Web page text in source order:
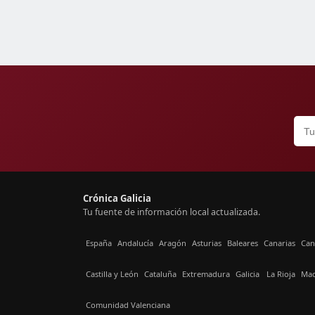
Crónica Galicia
Tu fuente de información local actualizada.
España Andalucía Aragón Asturias Baleares Canarias
Castilla y León Cataluña Extremadura Galicia La Rioja
Comunidad Valenciana